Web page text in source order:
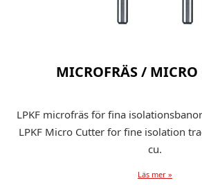
MICROFRÄS / MICRO
LPKF microfräs för fina
LPKF Micro Cutter for fine isolation
cu.
Läs mer »